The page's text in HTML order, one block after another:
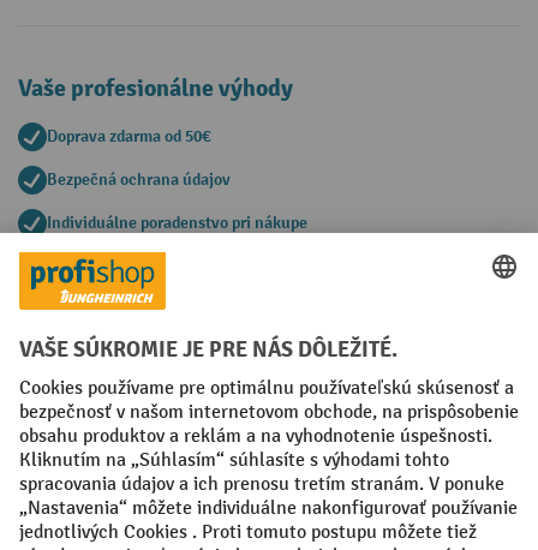
Vaše profesionálne výhody
Doprava zdarma od 50€
Bezpečná ochrana údajov
Individuálne poradenstvo pri nákupe
Spôsoby platby
Faktúra Predplatba
Sociálne siete
Facebook
YouTube
LinkedIn